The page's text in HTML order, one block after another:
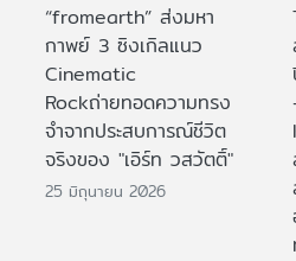
“fromearth” ส่งมหา
กาพย์ 3 ซิงเกิลแนว
Cinematic
Rockถ่ายทอดความทรง
จำจากประสบการณ์ชีวิต
จริงของ "เอิร์ท วสวัตติ์"
25 มิถุนายน 2026